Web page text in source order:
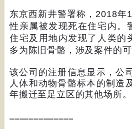
东京西新井警署称， 2018年
性亲属被发现死在住宅内。
住宅及用地内发现了人类的
多为陈旧骨骼，涉及案件的可
该公司的注册信息显示，公司
人体和动物骨骼标本的制造
年搬迁至足立区的其他场所。